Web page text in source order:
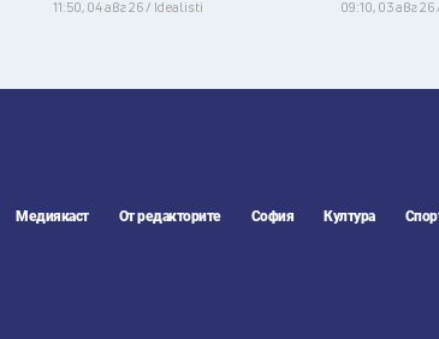
11:50, 04 авг 26 / Idealisti 09:10, 03 авг
Медиякаст От редакторите София Култура